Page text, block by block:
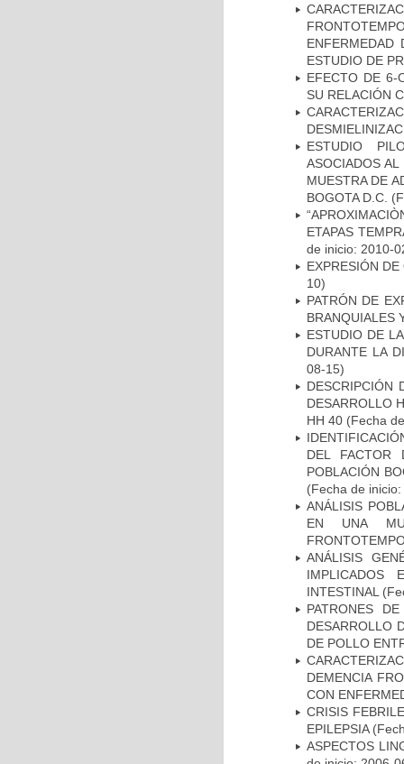
ENFERMEDAD
ESTUDIO DE
EFECTO DE 6-
SU RELACIÓN
ESTUDIO
ASOCIADOS
MUESTRA DE
BOGOTA D.C.
ETAPAS
de inicio: 2010-
EXPRESIÓN
10)
PATRÓN DE
BRANQUIALES
ESTUDIO DE
DURANTE LA
08-15)
DESCRIPCIÓN
DESARROLLO
HH 40 (Fecha
DEL FACTOR
POBLACIÓN
(Fecha de
ANÁLISIS
EN UNA
ANÁLISIS
IMPLICADOS
INTESTINAL
PATRONES
DESARROLLO
DE POLLO
DEMENCIA
CON
CRISIS
EPILEPSIA
ASPECTOS